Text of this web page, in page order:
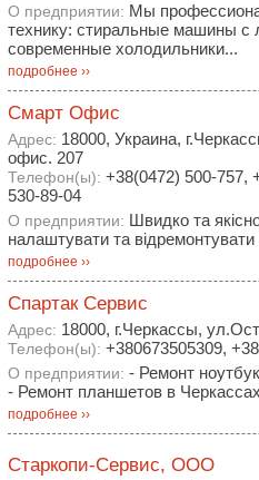
О предприятии: Мы
технику: стиральные машины с
современные холодильники...
подробнее ››
Смарт Офис
Адрес: 18000, Украина,
офис. 207
Телефон(ы): +38(0472) 500-757,
530-89-04
О предприятии: Швидко та
налаштувати та
подробнее ››
Спартак Сервис
Адрес: 18000, г.Черкассы,
Телефон(ы): +380673505309,
О предприятии: - Ремонт
- Ремонт планшетов в
подробнее ››
Старкопи-Сервис, ООО